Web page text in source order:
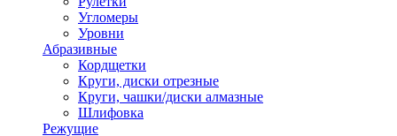
Угломеры
Уровни
Абразивные
Кордщетки
Круги, диски отрезные
Круги, чашки/диски алмазные
Шлифовка
Режущие